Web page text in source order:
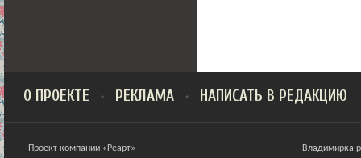
О ПРОЕКТЕ РЕКЛАМА НАПИСАТЬ В РЕДАКЦИЮ
Проект компании «Реарт» Владимирка